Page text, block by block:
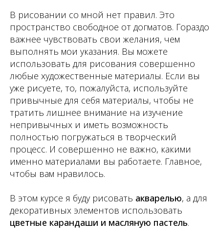
В рисовании со мной нет правил. Это
пространство свободное от догматов. Гораздо
важнее чувствовать свои желания, чем
выполнять мои указания. Вы можете
использовать для рисования совершенно
любые художественные материалы. Если вы
уже рисуете, то, пожалуйста, используйте
привычные для себя материалы, чтобы не
тратить лишнее внимание на изучение
непривычных и иметь возможность
полностью погружаться в творческий
процесс. И совершенно не важно, какими
именно материалами вы работаете. Главное,
чтобы вам нравилось.
В этом курсе я буду рисовать акварелью, а для
декоративных элементов использовать
цветные карандаши и масляную пастель.